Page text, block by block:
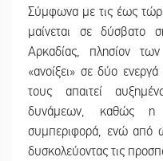
Σύμφωνα με τις έως
μαίνεται σε δύσβατο
Αρκαδίας, πλησίον
«ανοίξει» σε δύο
τους απαιτεί
δυνάμεων, καθώς η
συμπεριφορά, ενώ από
δυσκολεύοντας τις